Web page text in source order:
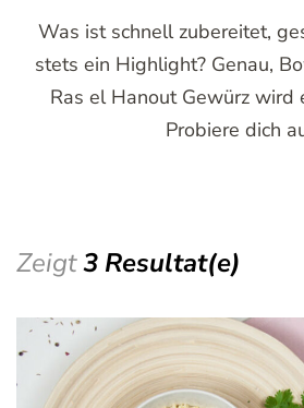
Was ist schnell zubereitet,
stets ein Highlight? Genau,
Ras el Hanout Gewürz wird
Probiere dich
Zeigt3 Resultat(e)